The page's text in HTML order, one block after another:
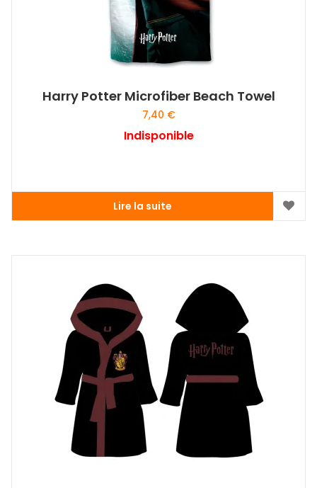
Harry Potter Microfiber Beach Towel
7,40 €
Indisponible
Lire la suite